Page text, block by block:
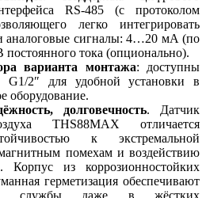
RS-485 (с протоколом
легко интегрировать
сигналы: 4…20 мА (по
тока (опционально).
варианта монтажа: доступны
G1/2″ для удобной установки в
оборудование.
долговечность. Датчик
THS88MAX отличается
к экстремальной
помехам и воздействию
Корпус из коррозионностойких
герметизация обеспечивают
службы даже в жёстких